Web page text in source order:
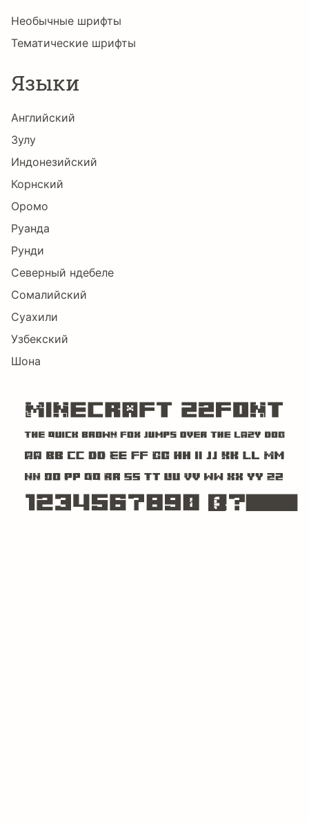
Необычные шрифты
Тематические шрифты
Языки
Английский
Зулу
Индонезийский
Корнский
Оромо
Руанда
Рунди
Северный ндебеле
Сомалийский
Суахили
Узбекский
Шона